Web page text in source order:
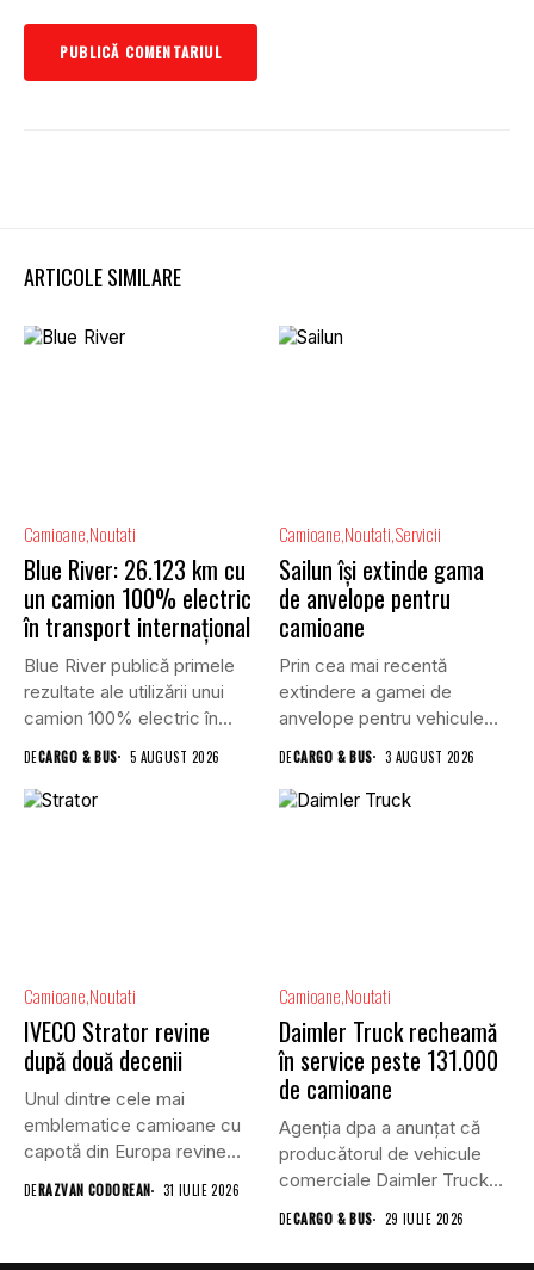
ARTICOLE SIMILARE
Camioane Noutati
Blue River: 26.123 km cu
un camion 100% electric
în transport internațional
Blue River publică primele
rezultate ale utilizării unui
camion 100% electric în...
DECARGO & BUS 5 AUGUST 2026
Camioane Noutati Servicii
Sailun își extinde gama
de anvelope pentru
camioane
Prin cea mai recentă
extindere a gamei de
anvelope pentru vehicule
DECARGO & BUS 3 AUGUST 2026
Camioane Noutati
IVECO Strator revine
după două decenii
Unul dintre cele mai
emblematice camioane cu
capotă din Europa revine
în...
DERAZVAN CODOREAN 31 IULIE 2026
Camioane Noutati
Daimler Truck recheamă
în service peste 131.000
de camioane
Agenția dpa a anunțat că
producătorul de vehicule
comerciale Daimler Truck
a...
DECARGO & BUS 29 IULIE 2026